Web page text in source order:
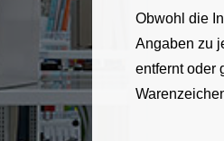
Obwohl die
Angaben zu
entfernt oder